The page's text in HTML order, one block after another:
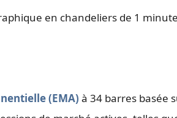
en chandeliers de 1
(EMA) à 34 barres basée